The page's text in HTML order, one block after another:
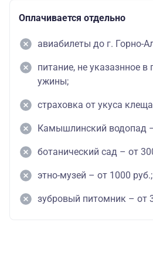
Оплачивается отдельно
авиабилеты до г. Горно-
питание, не указазнное
ужины;
страховка от укуса
Камышлинский водопад
ботанический сад – от
этно-музей – от 1000 руб.;
зубровый питомник – от